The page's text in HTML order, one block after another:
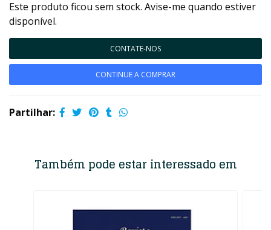
Este produto ficou sem stock. Avise-me quando estiver
disponível.
CONTATE-NOS
CONTINUE A COMPRAR
Partilhar:
Também pode estar interessado em